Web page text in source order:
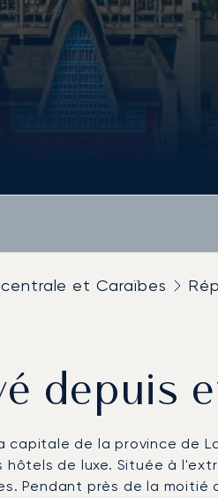
et Caraïbes
depuis
capitale de la province de
de luxe. Située à
Pendant près de la moitié